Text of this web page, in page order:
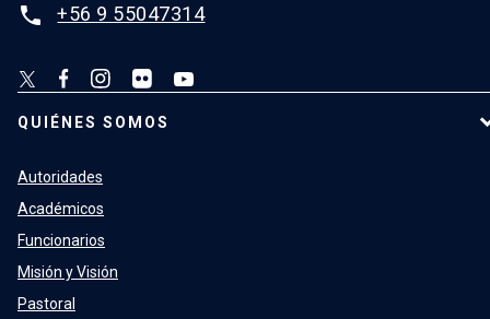
phone +56 9 55047314
QUIÉNES SOMOS
Autoridades
Académicos
Funcionarios
Misión y Visión
Pastoral